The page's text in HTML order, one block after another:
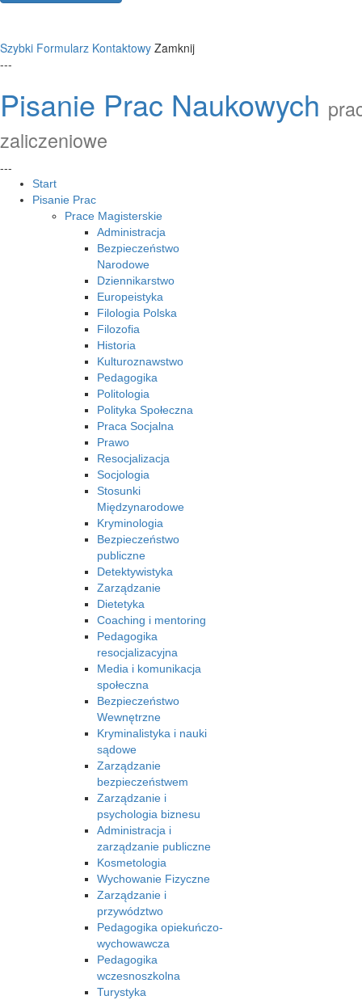
Szybki Formularz Kontaktowy Zamknij
---
Pisanie Prac Naukowych
zaliczeniowe
---
Start
Pisanie Prac
Prace Magisterskie
Administracja
Bezpieczeństwo
Narodowe
Dziennikarstwo
Europeistyka
Filologia Polska
Filozofia
Historia
Kulturoznawstwo
Pedagogika
Politologia
Polityka Społeczna
Praca Socjalna
Prawo
Resocjalizacja
Socjologia
Stosunki
Międzynarodowe
Kryminologia
Bezpieczeństwo
publiczne
Detektywistyka
Zarządzanie
Dietetyka
Coaching i mentoring
Pedagogika
resocjalizacyjna
Media i komunikacja
społeczna
Bezpieczeństwo
Wewnętrzne
Kryminalistyka i nauki
sądowe
Zarządzanie
bezpieczeństwem
Zarządzanie i
psychologia biznesu
Administracja i
zarządzanie publiczne
Kosmetologia
Wychowanie Fizyczne
Zarządzanie i
przywództwo
Pedagogika opiekuńczo-
wychowawcza
Pedagogika
wczesnoszkolna
Turystyka